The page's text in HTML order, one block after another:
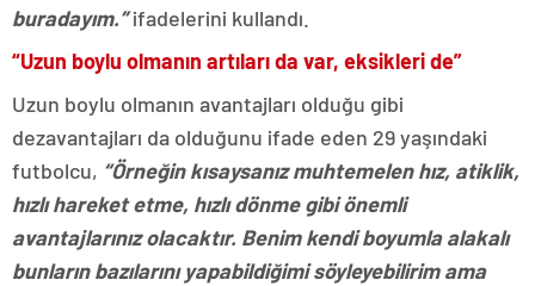
buradayım.”ifadelerini kullandı.
“Uzun boylu olmanın artıları da var, eksikleri de”
Uzun boylu olmanın avantajları olduğu gibi
dezavantajları da olduğunu ifade eden 29 yaşındaki
futbolcu, “Örneğin kısaysanız muhtemelen hız, atiklik,
hızlı hareket etme, hızlı dönme gibi önemli
avantajlarınız olacaktır. Benim kendi boyumla alakalı
bunların bazılarını yapabildiğimi söyleyebilirim ama